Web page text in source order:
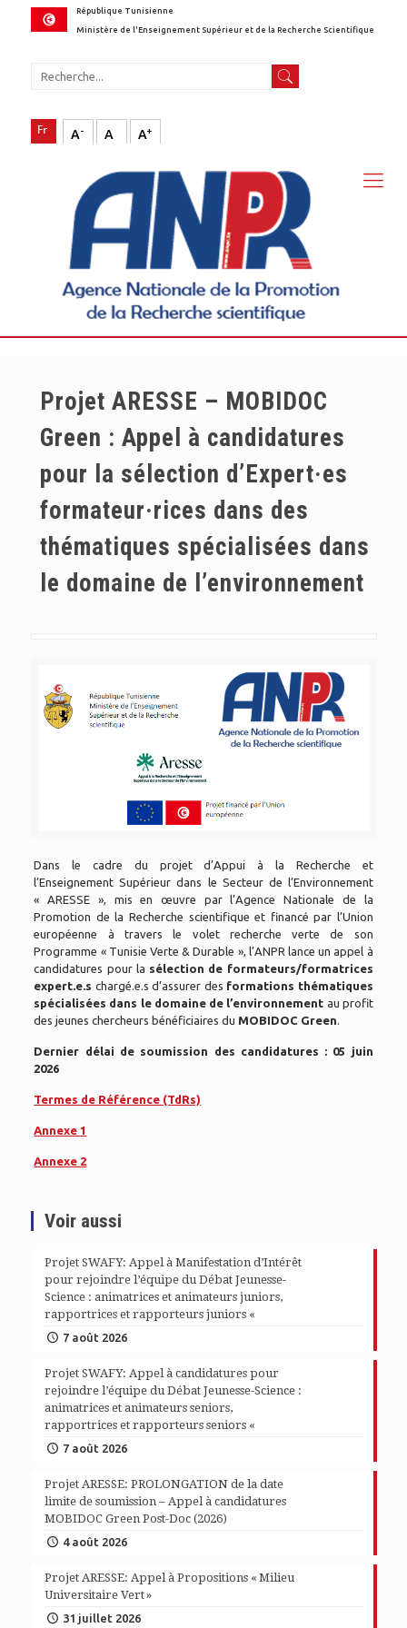
République Tunisienne
Ministère de l'Enseignement Supérieur et de la Recherche Scientifique
A- A A+
Projet ARESSE – MOBIDOC
Green : Appel à candidatures
pour la sélection d’Expert·es
formateur·rices dans des
thématiques spécialisées dans
le domaine de l’environnement
Dans le cadre du projet d’Appui à la Recherche et
l’Enseignement Supérieur dans le Secteur de l’Environnement
« ARESSE », mis en œuvre par l’Agence Nationale de la
Promotion de la Recherche scientifique et financé par l’Union
européenne à travers le volet recherche verte de son
Programme « Tunisie Verte & Durable », l’ANPR lance un appel à
candidatures pour la sélection de formateurs/formatrices
expert.e.s chargé.e.s d’assurer des formations thématiques
spécialisées dans le domaine de l’environnement au profit
des jeunes chercheurs bénéficiaires du MOBIDOC Green.
Dernier délai de soumission des candidatures : 05 juin
2026
Termes de Référence (TdRs)
Annexe 1
Annexe 2
Voir aussi
Projet SWAFY: Appel à Manifestation d’Intérêt
pour rejoindre l’équipe du Débat Jeunesse-
Science : animatrices et animateurs juniors,
rapportrices et rapporteurs juniors «
7 août 2026
Projet SWAFY: Appel à candidatures pour
rejoindre l’équipe du Débat Jeunesse-Science :
animatrices et animateurs seniors,
rapportrices et rapporteurs seniors «
7 août 2026
Projet ARESSE: PROLONGATION de la date
limite de soumission – Appel à candidatures
MOBIDOC Green Post-Doc (2026)
4 août 2026
Projet ARESSE: Appel à Propositions « Milieu
Universitaire Vert »
31 juillet 2026